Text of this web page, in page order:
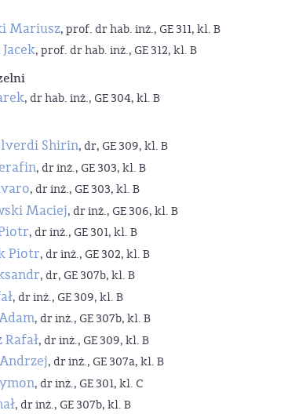
Mariusz, prof. dr hab. inż., GE 311, kl. B
, prof. dr hab. inż., GE 312, kl. B
, dr hab. inż., GE 304, kl. B
Shirin, dr, GE 309, kl. B
, dr inż., GE 303, kl. B
, dr inż., GE 303, kl. B
Maciej, dr inż., GE 306, kl. B
, dr inż., GE 301, kl. B
Piotr, dr inż., GE 302, kl. B
, dr, GE 307b, kl. B
, dr inż., GE 309, kl. B
, dr inż., GE 307b, kl. B
, dr inż., GE 309, kl. B
, dr inż., GE 307a, kl. B
, dr inż., GE 301, kl. C
, dr inż., GE 307b, kl. B